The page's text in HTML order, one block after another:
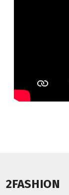
2FASHION